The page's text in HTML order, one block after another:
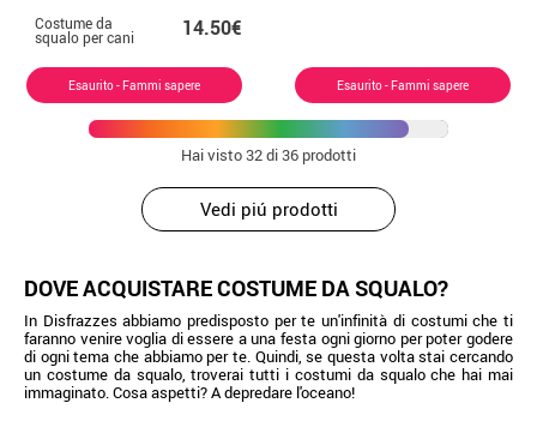
Costume da
squalo per cani 14.50€
Esaurito - Fammi sapere Esaurito - Fammi sapere
Hai visto32di 36 prodotti
Vedi piú prodotti
DOVE ACQUISTARE COSTUME DA SQUALO?
In Disfrazzes abbiamo predisposto per te un'infinità di costumi che ti
faranno venire voglia di essere a una festa ogni giorno per poter godere
di ogni tema che abbiamo per te. Quindi, se questa volta stai cercando
un costume da squalo, troverai tutti i costumi da squalo che hai mai
immaginato. Cosa aspetti? A depredare l'oceano!